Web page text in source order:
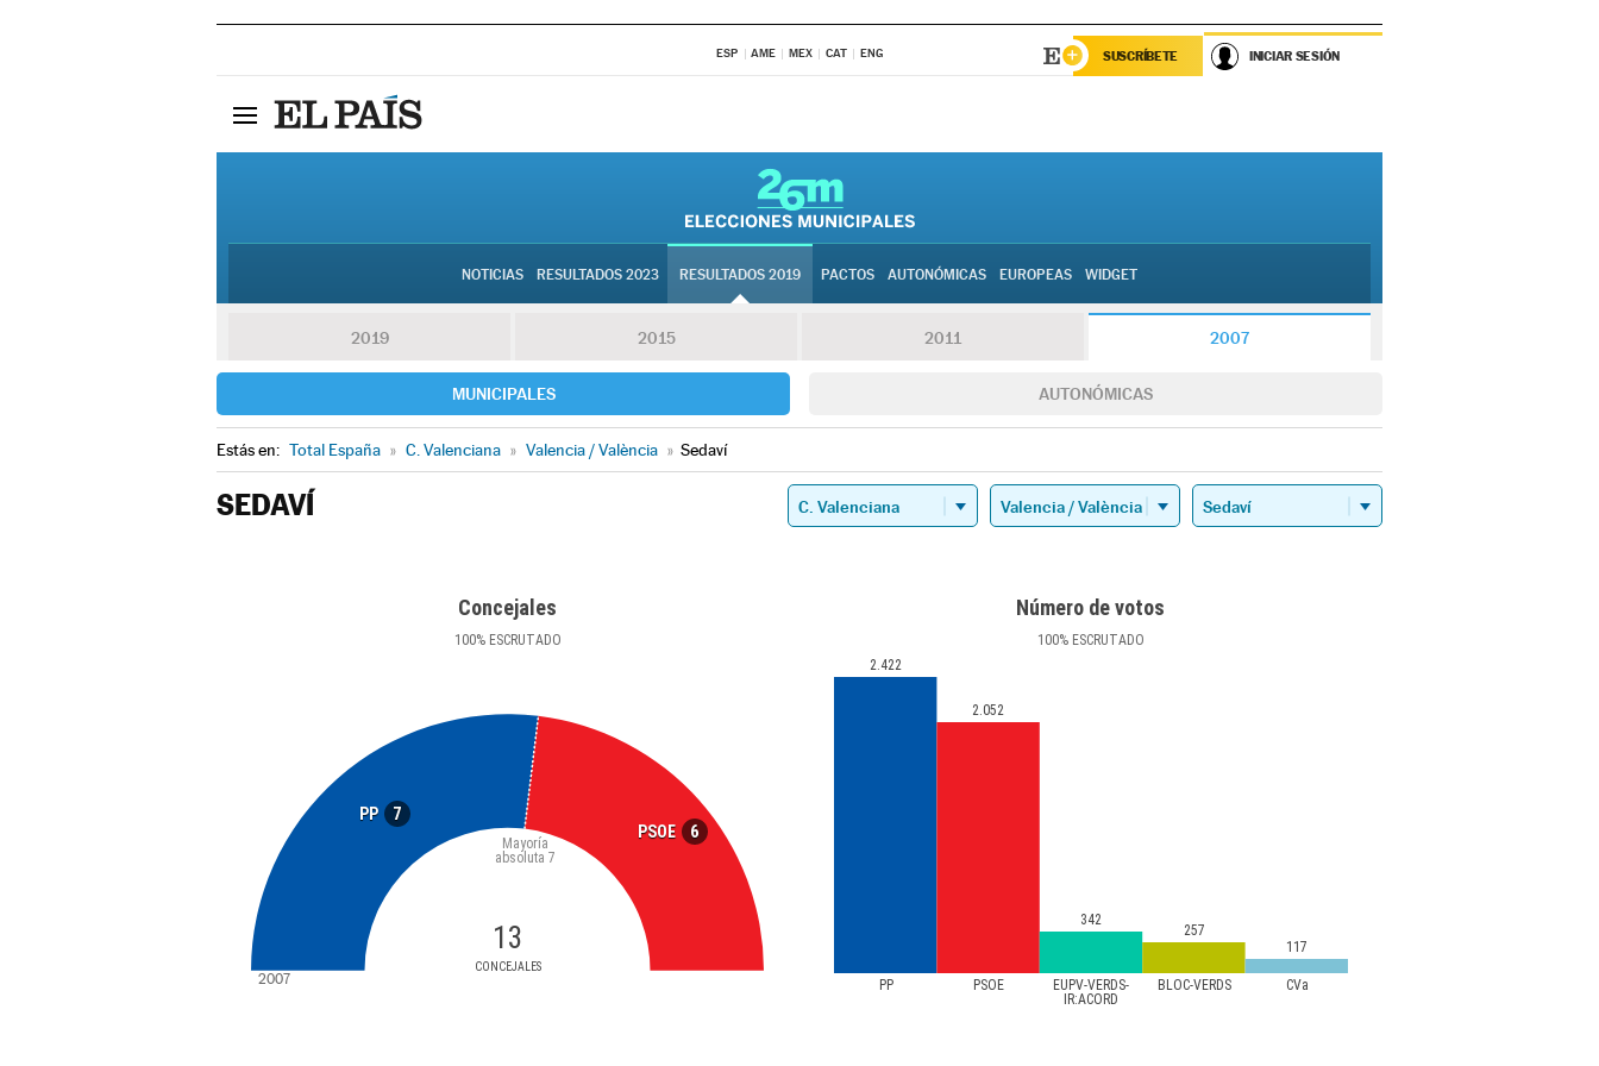
ESP AME MEX CAT ENG SUSCRÍBETE INICIAR SESIÓN
NOTICIAS RESULTADOS 2023 RESULTADOS 2019 PACTOS AUTONÓMICAS EUROPEAS WIDGET
2019 2015 2011 2007
MUNICIPALES AUTONÓMICAS
Estás en: Total España » C. Valenciana » Valencia / València » Sedaví
SEDAVÍ
Concejales
100%ESCRUTADO
PP 7
PSOE 6
13
CONCEJALES
Mayoría
absoluta 7
2007
Número de votos
100%ESCRUTADO
PP PSOE
EUPV-VERDS-
IR:ACORD
BLOC-VERDS CVa
2.422
2.052
342
257
117